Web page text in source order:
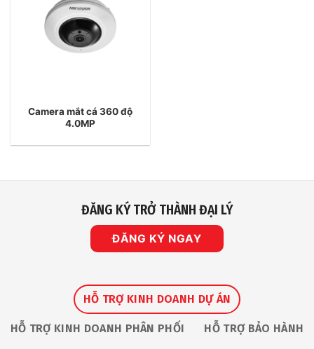
Camera mắt cá 360 độ
4.0MP
ĐĂNG KÝ TRỞ THÀNH ĐẠI LÝ
ĐĂNG KÝ NGAY
HỖ TRỢ KINH DOANH DỰ ÁN
HỖ TRỢ KINH DOANH PHÂN PHỐI HỖ TRỢ BẢO HÀNH